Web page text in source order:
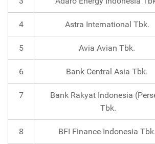
4 Astra International Tbk.
5 Avia Avian Tbk.
6 Bank Central Asia Tbk.
7
Bank Rakyat Indonesia
Tbk.
8 BFI Finance Indonesia Tbk.